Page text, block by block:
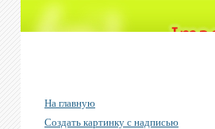
На главную
Создать картинку с надписью